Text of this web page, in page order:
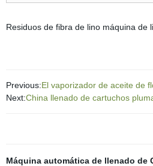
Residuos de fibra de lino máquina de
Previous:El vaporizador de aceite de
Next:China llenado de cartuchos
Máquina automática de llenado de